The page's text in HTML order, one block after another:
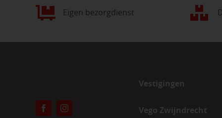
Eigen bezorgdienst
Vestigingen
Vego Zwijndrecht